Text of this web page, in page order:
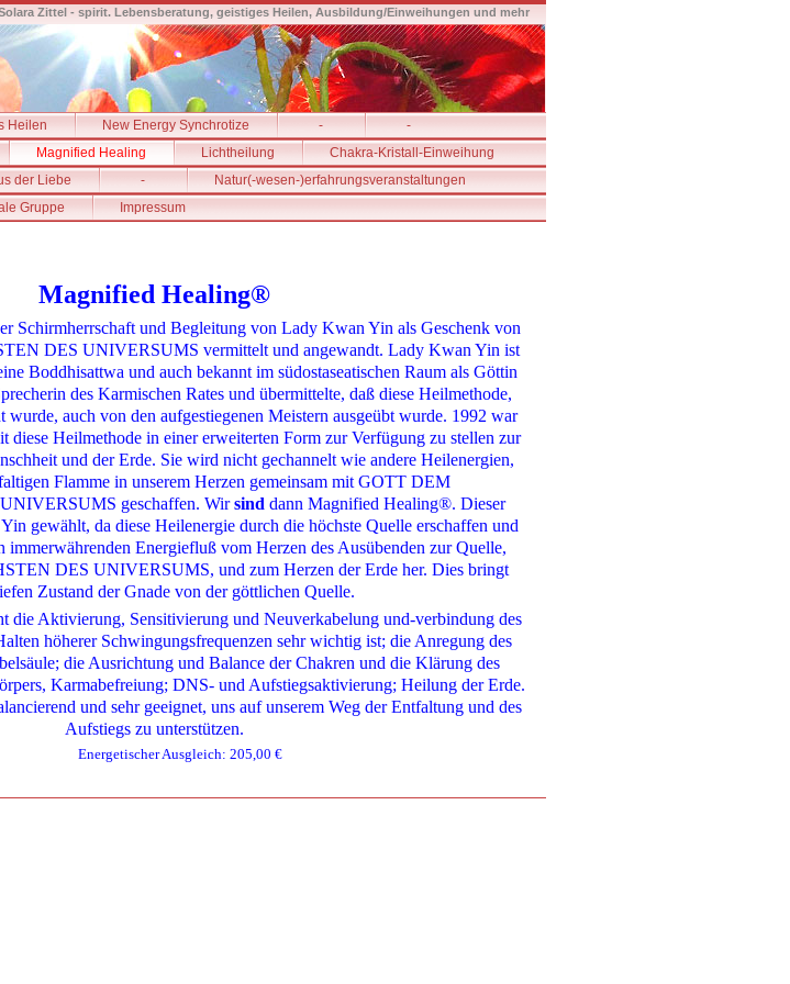
Zittel - spirit. Lebensberatung, geistiges Heilen, Ausbildung/Einweihungen und mehr
Heilen New Energy Synchrotize -
-
Magnified Healing Lichtheilung
Chakra-Kristall-Einweihung
der Liebe -
Natur(-wesen-)erfahrungsveranstaltungen
Gruppe Impressum
Magnified Healing®
Schirmherrschaft und Begleitung von Lady Kwan Yin als Geschenk von
DES UNIVERSUMS vermittelt und angewandt. Lady Kwan Yin ist
Boddhisattwa und auch bekannt im südostaseatischen Raum als Göttin
des Karmischen Rates und übermittelte, daß diese Heilmethode,
wurde, auch von den aufgestiegenen Meistern ausgeübt wurde. 1992 war
diese Heilmethode in einer erweiterten Form zur Verfügung zu stellen zur
und der Erde. Sie wird nicht gechannelt wie andere Heilenergien,
Flamme in unserem Herzen gemeinsam mit GOTT DEM
geschaffen. Wirsind dann Magnified Healing®. Dieser
gewählt, da diese Heilenergie durch die höchste Quelle erschaffen und
immerwährenden Energiefluß vom Herzen des Ausübenden zur Quelle,
DES UNIVERSUMS, und zum Herzen der Erde her. Dies bringt
Zustand der Gnade von der göttlichen Quelle.
Aktivierung, Sensitivierung und Neuverkabelung und-verbindung des
höherer Schwingungsfrequenzen sehr wichtig ist; die Anregung des
die Ausrichtung und Balance der Chakren und die Klärung des
Karmabefreiung; DNS- und Aufstiegsaktivierung; Heilung der Erde.
und sehr geeignet, uns auf unserem Weg der Entfaltung und des
Aufstiegs zu unterstützen.
Energetischer Ausgleich: 205,00 €